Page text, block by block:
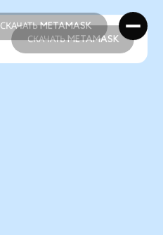
СКАЧАТЬ METAMASK
СКАЧАТЬ METAMASK
СКАЧАТЬ METAMASK